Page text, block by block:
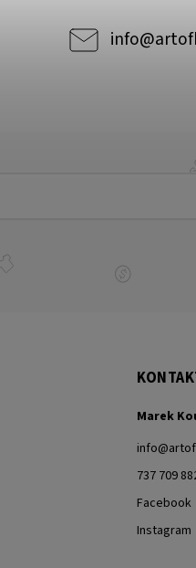
info@
Marek
info@
737 709
Facebook
Instagram